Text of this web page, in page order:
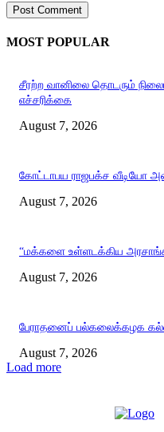
MOST POPULAR
சீரற்ற வானிலை தொடரும்
எச்சரிக்கை
August 7, 2026
கோட்டாபய ராஜபக்ச வீடியோ
August 7, 2026
“மக்களை உள்ளடக்கிய
August 7, 2026
பேராதனைப் பல்கலைக்கழக
August 7, 2026
Load more